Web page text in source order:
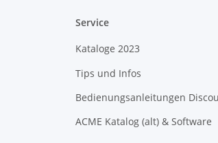
Service
Kataloge 2023
Tips und Infos
Bedienungsanleitungen
ACME Katalog (alt) & Software